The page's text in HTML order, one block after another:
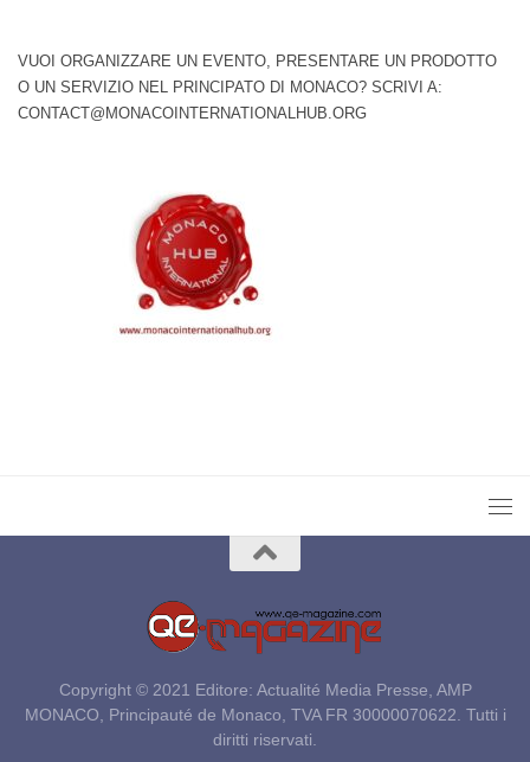
VUOI ORGANIZZARE UN EVENTO, PRESENTARE UN PRODOTTO
O UN SERVIZIO NEL PRINCIPATO DI MONACO? SCRIVI A:
CONTACT@MONACOINTERNATIONALHUB.ORG
Copyright © 2021 Editore: Actualité Media Presse, AMP
MONACO, Principauté de Monaco, TVA FR 30000070622. Tutti i
diritti riservati.